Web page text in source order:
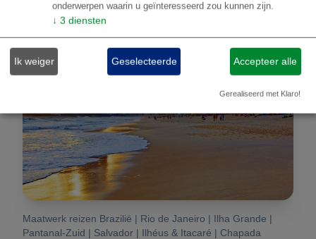
Maatwerk reizen Brazilië | Rio de Janeiro | Ilha Grande |
Pantanal-Zuid | Salvador | Ilhéus & Itacaré | Chapada
onderwerpen waarin u geïnteresseerd zou kunnen zijn.
↓ 3 diensten
Ik weiger Geselecteerde Accepteer alle
Gerealiseerd met Klaro!